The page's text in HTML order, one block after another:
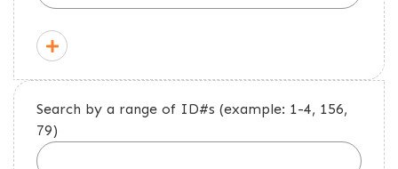
Search by a range of ID#s (example: 1-4, 156,
79)